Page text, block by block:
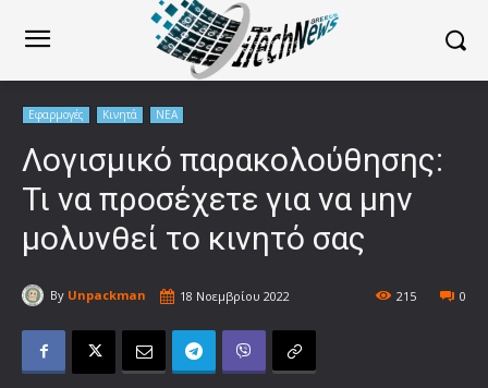
Εφαρμογές Κινητά ΝΕΑ
Λογισμικό παρακολούθησης:
Τι να προσέχετε για να μην
μολυνθεί το κινητό σας
By Unpackman 18 Νοεμβρίου 2022 0
215